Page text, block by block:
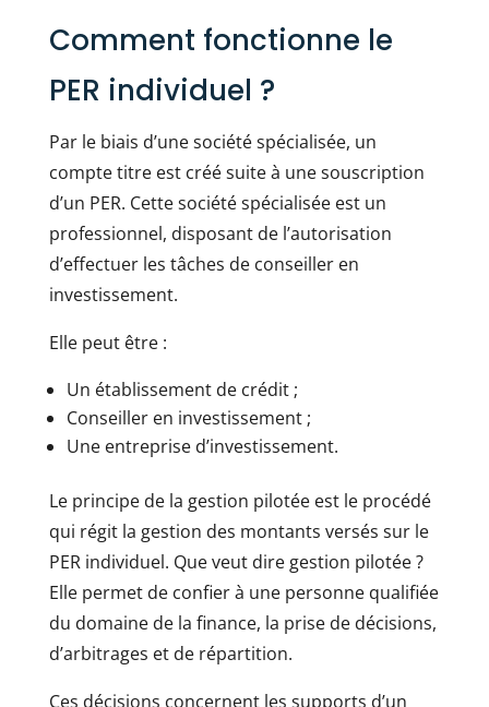
Comment fonctionne le
PER individuel ?
Par le biais d’une société spécialisée, un
compte titre est créé suite à une souscription
d’un PER. Cette société spécialisée est un
professionnel, disposant de l’autorisation
d’effectuer les tâches de conseiller en
investissement.
Elle peut être :
Un établissement de crédit ;
Conseiller en investissement ;
Une entreprise d’investissement.
Le principe de la gestion pilotée est le procédé
qui régit la gestion des montants versés sur le
PER individuel. Que veut dire gestion pilotée ?
Elle permet de confier à une personne qualifiée
du domaine de la finance, la prise de décisions,
d’arbitrages et de répartition.
Ces décisions concernent les supports d’un